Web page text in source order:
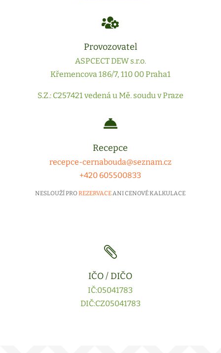

Provozovatel
ASPCECT DEW s.r.o.
Křemencova 186/7, 110 00 Praha1
S.Z.: C257421 vedená u Mě. soudu v Praze

Recepce
recepce-cernabouda@seznam.cz
+420 605500833
NESLOUŽÍ PROREZERVACEANI CENOVÉ KALKULACE

IČO / DIČO
IČ:05041783
DIČ:CZ05041783